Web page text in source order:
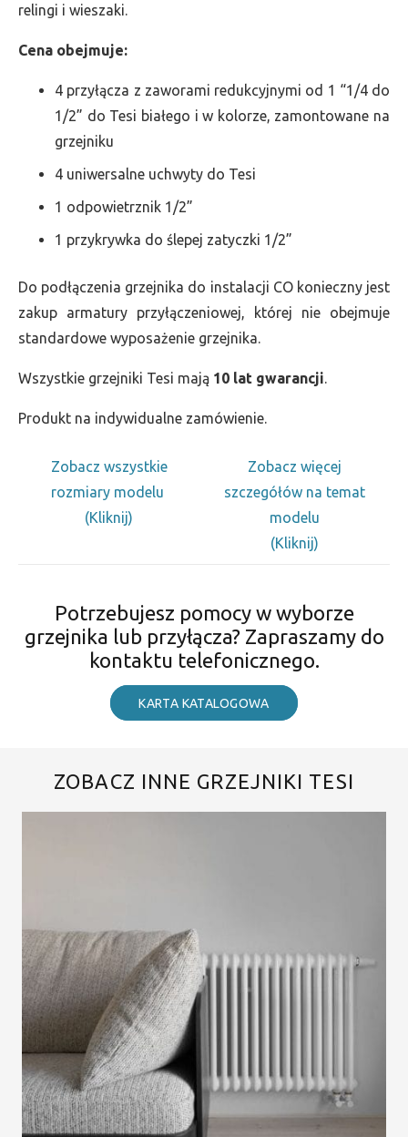
relingi i wieszaki.
Cena obejmuje:
4 przyłącza z zaworami redukcyjnymi od 1 “1/4 do
1/2” do Tesi białego i w kolorze, zamontowane na
grzejniku
4 uniwersalne uchwyty do Tesi
1 odpowietrznik 1/2”
1 przykrywka do ślepej zatyczki 1/2”
Do podłączenia grzejnika do instalacji CO konieczny jest
zakup armatury przyłączeniowej, której nie obejmuje
standardowe wyposażenie grzejnika.
Wszystkie grzejniki Tesi mają 10 lat gwarancji.
Produkt na indywidualne zamówienie.
Zobacz wszystkie
rozmiary modelu
(Kliknij)
Zobacz więcej
szczegółów na temat
modelu
(Kliknij)
Potrzebujesz pomocy w wyborze
grzejnika lub przyłącza? Zapraszamy do
kontaktu telefonicznego.
KARTA KATALOGOWA
ZOBACZ INNE GRZEJNIKI TESI